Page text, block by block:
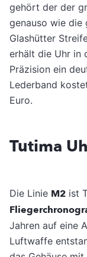
gehört der der
genauso wie die
Glashütter
erhält die Uhr in
Präzision ein
Lederband
Euro.
Tutima
Die Linie M2 ist
Jahren auf eine
Luftwaffe